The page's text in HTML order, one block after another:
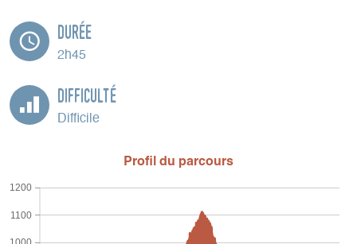
Durée
2h45
Difficulté
Difficile
Profil du parcours
1100
1200